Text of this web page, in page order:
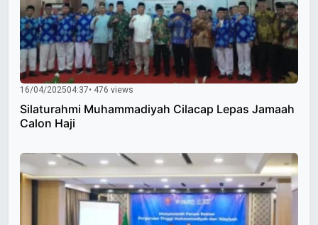
16/04/202504:37• 476 views
Silaturahmi Muhammadiyah Cilacap Lepas Jamaah
Calon Haji